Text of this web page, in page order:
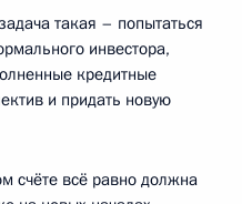
такая – попытаться
инвестора,
кредитные
и придать новую
счёте всё равно должна